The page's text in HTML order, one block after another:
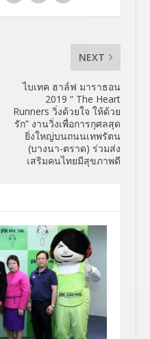
NEXT
ไบเทค ฮาล์ฟ มาราธอน
2019 “ The Heart
Runners วิ่งด้วยใจ ให้ด้วย
รัก” งานวิ่งเพื่อการกุศลสุด
ยิ่งใหญ่บนถนนเทพรัตน
(บางนา-ตราด) ร่วมส่ง
เสริมคนไทยมีสุขภาพดี